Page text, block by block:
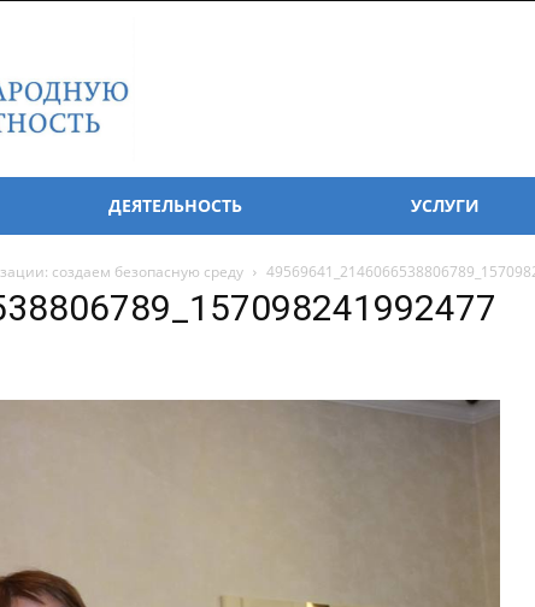
ДЕЯТЕЛЬНОСТЬ УСЛУГИ
создаем безопасную среду